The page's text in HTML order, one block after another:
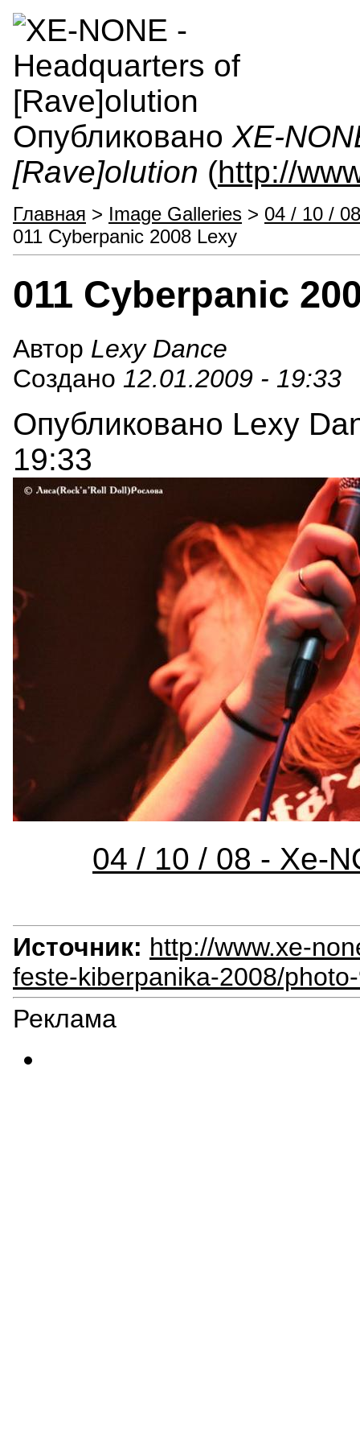
Опубликовано XE-
[Rave]olution (http://
Главная > Image Galleries > 04 / 10 /
011 Cyberpanic 2008 Lexy
011 Cyberpanic
Автор Lexy Dance
Создано 12.01.2009 - 19:33
Опубликовано Lexy
19:33
04 / 10 / 08 - Xe-
Источник: http://www.xe-
feste-kiberpanika-2008/
Реклама